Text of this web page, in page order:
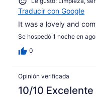
Traducir con Google
It was a lovely and
Se hospedó 1 noche en
0
Opinión verificada
10/10 Excelente